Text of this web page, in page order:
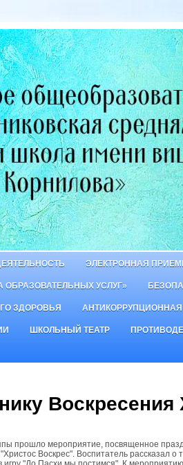
ЭЛЕКТРОННАЯ
УСЛУГ»
ЗДОРОВЬЯ
ШКОЛЬНЫЙ ТЕАТР
Воскресения
прошло мероприятие, посвященное
Воскрес". Воспитатель рассказал о